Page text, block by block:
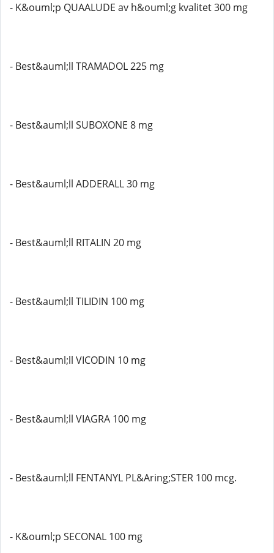
- K&ouml;p QUAALUDE av h&ouml;g kvalitet 300 mg
- Best&auml;ll TRAMADOL 225 mg
- Best&auml;ll SUBOXONE 8 mg
- Best&auml;ll ADDERALL 30 mg
- Best&auml;ll RITALIN 20 mg
- Best&auml;ll TILIDIN 100 mg
- Best&auml;ll VICODIN 10 mg
- Best&auml;ll VIAGRA 100 mg
- Best&auml;ll FENTANYL PL&Aring;STER 100 mcg.
- K&ouml;p SECONAL 100 mg